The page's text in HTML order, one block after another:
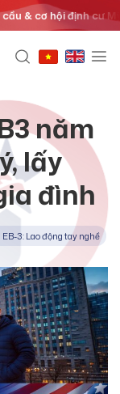
hội định cư Mỹ năm
năm
lấy
đình
3: Lao động tay nghề